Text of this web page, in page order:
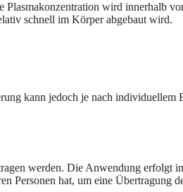
wird innerhalb
schnell im Körper abgebaut wird.
kann jedoch je nach individuellem
werden. Die Anwendung erfolgt
hat, um eine Übertragung